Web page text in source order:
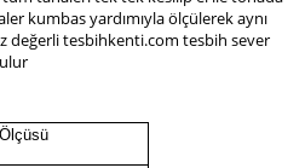
kumbas yardımıyla ölçülerek aynı
değerli tesbihkenti.com tesbih sever